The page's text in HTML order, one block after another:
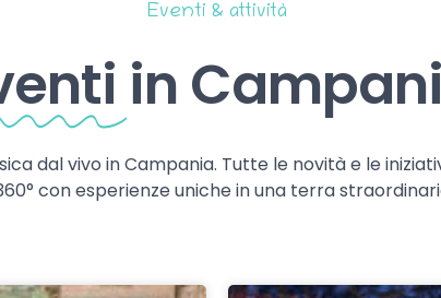
Eventi & attività
in
dal vivo in Campania. Tutte le novità e le
con esperienze uniche in una terra